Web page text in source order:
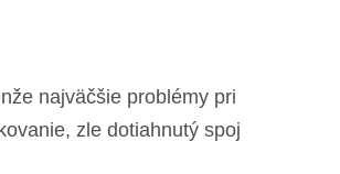
najväčšie problémy pri
zle dotiahnutý spoj